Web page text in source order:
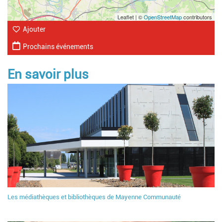
Leaflet | ©OpenStreetMapcontributors
Ajouter
Prochains événements
En savoir plus
Les médiathèques et bibliothèques de Mayenne Communauté